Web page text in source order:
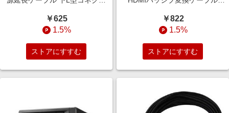
￥625
1.5%
ストアにすすむ
￥822
1.5%
ストアにすすむ